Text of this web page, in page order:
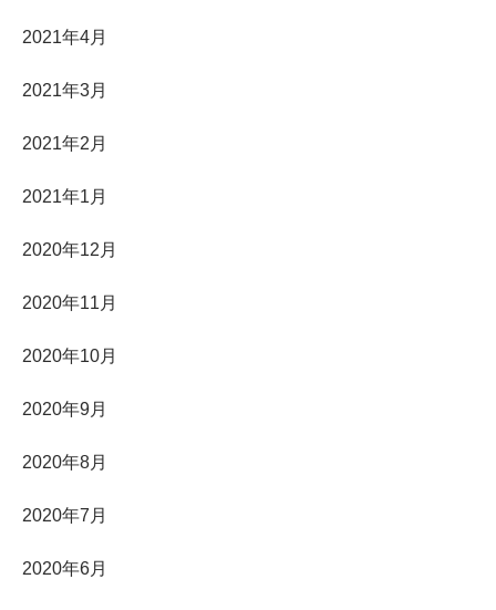
2021年4月
2021年3月
2021年2月
2021年1月
2020年12月
2020年11月
2020年10月
2020年9月
2020年8月
2020年7月
2020年6月